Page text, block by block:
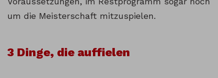
um die Meisterschaft mitzuspielen.
3 Dinge, die auffielen